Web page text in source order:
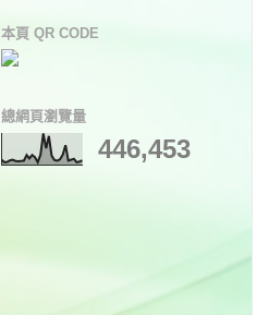
本頁 QR CODE
總網頁瀏覽量
446,453